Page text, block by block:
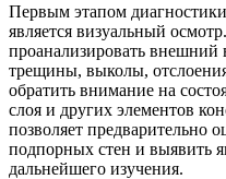
Первым этапом
является визуальный
проанализировать
трещины, выколы,
обратить внимание на
слоя и других элементов
позволяет предварительно
подпорных стен и выявить
дальнейшего изучения.